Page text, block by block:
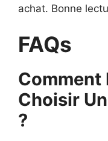
achat. Bonne
FAQs
Comment
Choisir
?